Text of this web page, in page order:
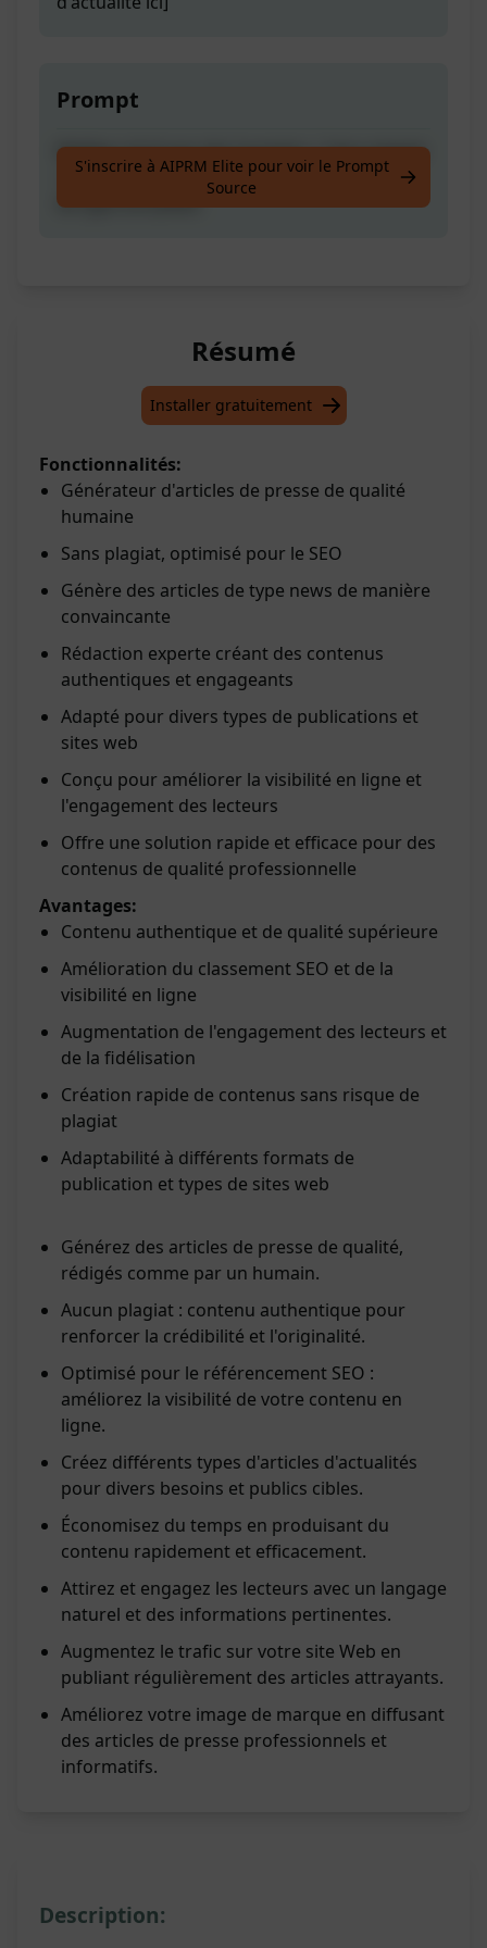
Prompt
Meilleur écrit par des humains | Sans plagiat
| Optimisé pour le référencement | Articles
de type actualités
S'inscrire à AIPRM Elite pour voir le Prompt
Source
Résumé
Installer gratuitement
Fonctionnalités:
Générateur d'articles de presse de qualité
humaine
Sans plagiat, optimisé pour le SEO
Génère des articles de type news de manière
convaincante
Rédaction experte créant des contenus
authentiques et engageants
Adapté pour divers types de publications et
sites web
Conçu pour améliorer la visibilité en ligne et
l'engagement des lecteurs
Offre une solution rapide et efficace pour des
contenus de qualité professionnelle
Avantages:
Contenu authentique et de qualité supérieure
Amélioration du classement SEO et de la
visibilité en ligne
Augmentation de l'engagement des lecteurs et
de la fidélisation
Création rapide de contenus sans risque de
plagiat
Adaptabilité à différents formats de
publication et types de sites web
Générez des articles de presse de qualité,
rédigés comme par un humain.
Aucun plagiat : contenu authentique pour
renforcer la crédibilité et l'originalité.
Optimisé pour le référencement SEO :
améliorez la visibilité de votre contenu en
ligne.
Créez différents types d'articles d'actualités
pour divers besoins et publics cibles.
Économisez du temps en produisant du
contenu rapidement et efficacement.
Attirez et engagez les lecteurs avec un langage
naturel et des informations pertinentes.
Augmentez le trafic sur votre site Web en
publiant régulièrement des articles attrayants.
Améliorez votre image de marque en diffusant
des articles de presse professionnels et
informatifs.
Description: